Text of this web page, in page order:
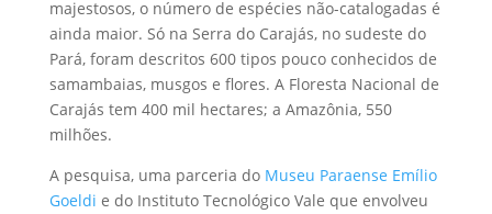
majestosos, o número de espécies não-catalogadas é
ainda maior. Só na Serra do Carajás, no sudeste do
Pará, foram descritos 600 tipos pouco conhecidos de
samambaias, musgos e flores. A Floresta Nacional de
Carajás tem 400 mil hectares; a Amazônia, 550
milhões.
A pesquisa, uma parceria do Museu Paraense Emílio
Goeldi e do Instituto Tecnológico Vale que envolveu